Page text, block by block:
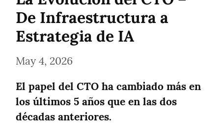
De Infraestructura a
Estrategia de IA
May 4, 2026
El papel del CTO ha cambiado más en
los últimos 5 años que en las dos
décadas anteriores.